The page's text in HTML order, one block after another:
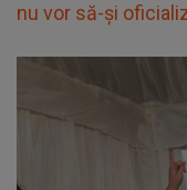
nu vor să-și